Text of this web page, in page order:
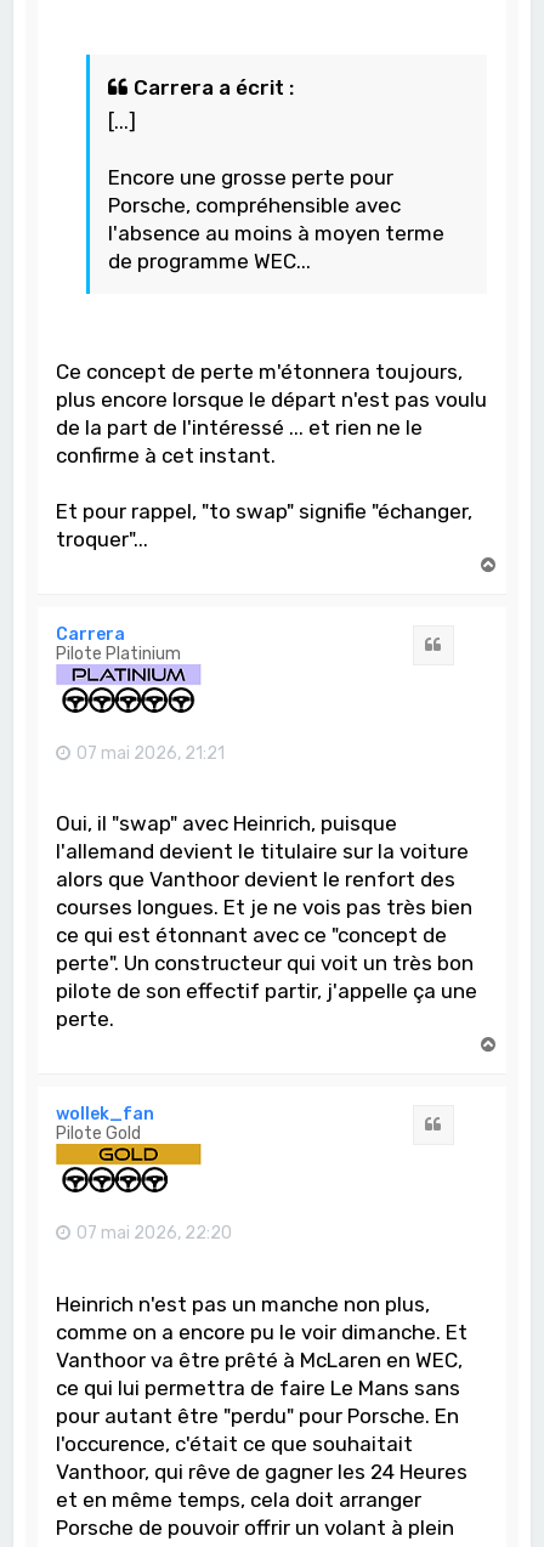
Carrera a écrit :
[...]
Encore une grosse perte pour
Porsche, compréhensible avec
l'absence au moins à moyen terme
de programme WEC...
Ce concept de perte m'étonnera toujours,
plus encore lorsque le départ n'est pas voulu
de la part de l'intéressé ... et rien ne le
confirme à cet instant.
Et pour rappel, "to swap" signifie "échanger,
troquer"...
Carrera
Pilote Platinium
07 mai 2026, 21:21
Oui, il "swap" avec Heinrich, puisque
l'allemand devient le titulaire sur la voiture
alors que Vanthoor devient le renfort des
courses longues. Et je ne vois pas très bien
ce qui est étonnant avec ce "concept de
perte". Un constructeur qui voit un très bon
pilote de son effectif partir, j'appelle ça une
perte.
wollek_fan
Pilote Gold
07 mai 2026, 22:20
Heinrich n'est pas un manche non plus,
comme on a encore pu le voir dimanche. Et
Vanthoor va être prêté à McLaren en WEC,
ce qui lui permettra de faire Le Mans sans
pour autant être "perdu" pour Porsche. En
l'occurence, c'était ce que souhaitait
Vanthoor, qui rêve de gagner les 24 Heures
et en même temps, cela doit arranger
Porsche de pouvoir offrir un volant à plein